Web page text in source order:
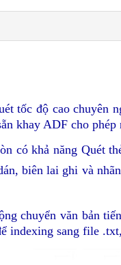
tốc độ cao
khay ADF cho
có khả năng Quét
biên lai ghi và
chuyển văn bản
indexing sang file